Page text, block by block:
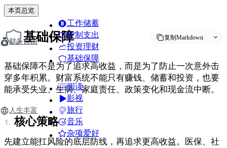
财务自由
工作储蓄
控制支出
投资理财
基础保障
人生丰富
阅读
影视
旅行
音乐
杂项爱好
本页总览
复制Markdown
基础保障
基础保障不是为了追求高收益，而是为了防止一次意外击
穿多年积累。财富系统不能只有赚钱、储蓄和投资，也要
能承受失业、生病、家庭责任、政策变化和现金流中断。
核心策略
先建立能扛风险的底层防线，再追求更高收益。医保、社